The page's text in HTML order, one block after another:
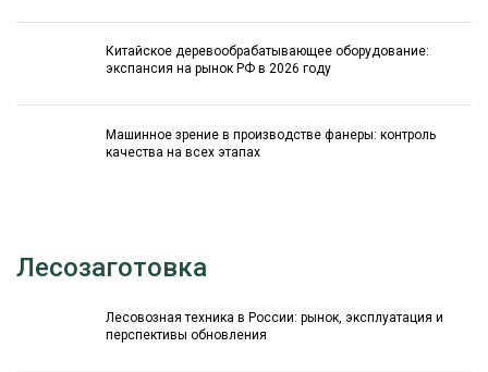
Китайское деревообрабатывающее оборудование:
экспансия на рынок РФ в 2026 году
Машинное зрение в производстве фанеры: контроль
качества на всех этапах
Лесозаготовка
Лесовозная техника в России: рынок, эксплуатация и
перспективы обновления